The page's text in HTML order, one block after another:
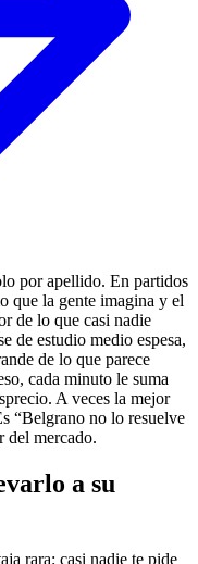
por apellido. En partidos
que la gente imagina y el
de lo que casi nadie
de estudio medio espesa,
de lo que parece
cada minuto le suma
A veces la mejor
“Belgrano no lo resuelve
del mercado.
a su
rara: casi nadie te pide